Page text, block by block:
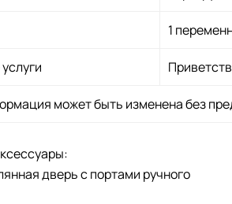
1
может быть изменена без
дверь с портами ручного